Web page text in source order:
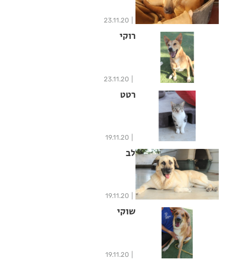
23.11.20
רוקי
23.11.20
רטט
19.11.20
לב
19.11.20
שוקי
19.11.20